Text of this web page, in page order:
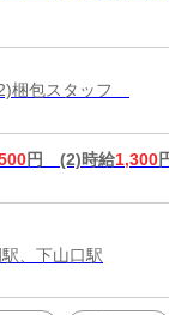
梱包スタッフ
円 (2)時給1,300
、下山口駅